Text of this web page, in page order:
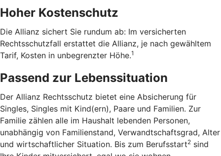
Hoher Kostenschutz
Die Allianz sichert Sie rundum ab: Im versicherten
Rechtsschutzfall erstattet die Allianz, je nach gewähltem
Tarif, Kosten in unbegrenzter Höhe.1
Passend zur Lebenssituation
Der Allianz Rechtsschutz bietet eine Absicherung für
Singles, Singles mit Kind(ern), Paare und Familien. Zur
Familie zählen alle im Haushalt lebenden Personen,
unabhängig von Familienstand, Verwandtschaftsgrad, Alter
und wirtschaftlicher Situation. Bis zum Berufsstart2 sind